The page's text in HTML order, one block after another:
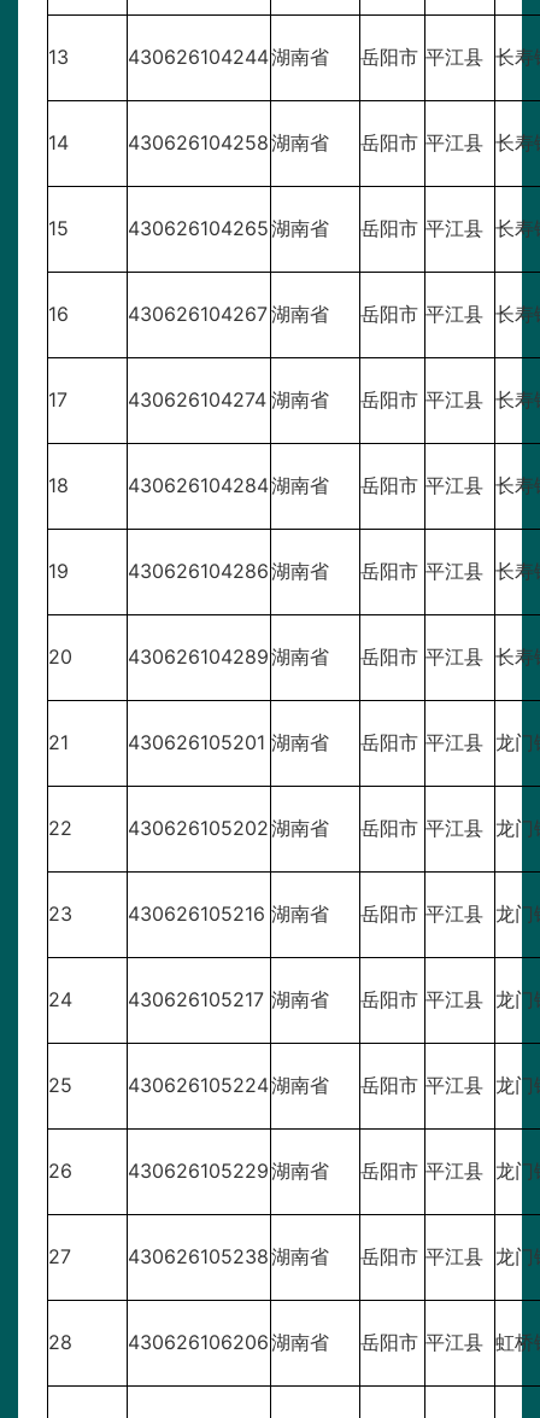
13 430626104244湖南省 岳阳市 平江县 长寿
14 430626104258湖南省 岳阳市 平江县 长寿
15 430626104265湖南省 岳阳市 平江县 长寿
16 430626104267湖南省 岳阳市 平江县 长寿
17 430626104274 湖南省 岳阳市 平江县 长寿
18 430626104284湖南省 岳阳市 平江县 长寿
19 430626104286湖南省 岳阳市 平江县 长寿
20 430626104289湖南省 岳阳市 平江县 长寿
21 430626105201 湖南省 岳阳市 平江县 龙门
22 430626105202湖南省 岳阳市 平江县 龙门
23 430626105216 湖南省 岳阳市 平江县 龙门
24 430626105217 湖南省 岳阳市 平江县 龙门
25 430626105224湖南省 岳阳市 平江县 龙门
26 430626105229湖南省 岳阳市 平江县 龙门
27 430626105238湖南省 岳阳市 平江县 龙门
28 430626106206湖南省 岳阳市 平江县 虹桥